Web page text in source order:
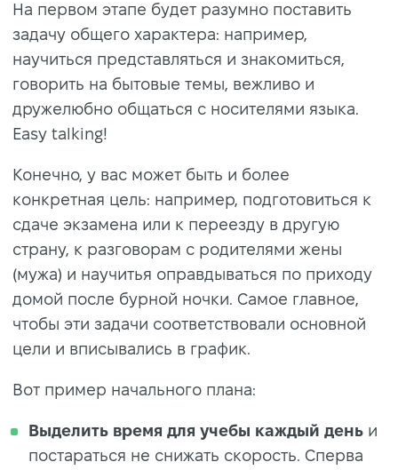
На первом этапе будет разумно поставить
задачу общего характера: например,
научиться представляться и знакомиться,
говорить на бытовые темы, вежливо и
дружелюбно общаться с носителями языка.
Easy talking!
Конечно, у вас может быть и более
конкретная цель: например, подготовиться к
сдаче экзамена или к переезду в другую
страну, к разговорам с родителями жены
(мужа) и научитья оправдываться по приходу
домой после бурной ночки. Самое главное,
чтобы эти задачи соответствовали основной
цели и вписывались в график.
Вот пример начального плана:
Выделить время для учебы каждый день и
постараться не снижать скорость. Сперва